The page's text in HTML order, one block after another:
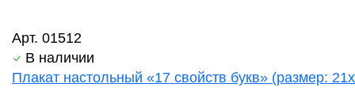
Арт. 01512
В наличии
Плакат настольный «17 свойств букв» (размер: